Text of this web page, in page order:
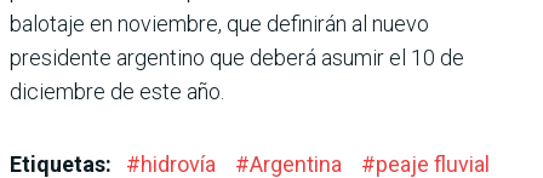
balotaje en noviembre, que definirán al nuevo
presidente argentino que deberá asumir el 10 de
diciembre de este año.
Etiquetas: #hidrovía #Argentina #peaje fluvial